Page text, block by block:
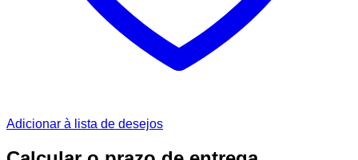
Adicionar à lista de desejos